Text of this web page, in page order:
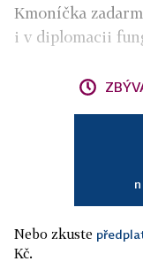
Kmoníčka
i v diplomacii
Nebo zkuste
Kč.